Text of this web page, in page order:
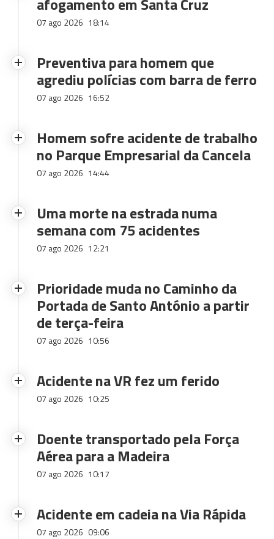
07 ago 2026 18:14
Preventiva para homem que
agrediu polícias com barra de ferro
07 ago 2026 16:52
Homem sofre acidente de trabalho
no Parque Empresarial da Cancela
07 ago 2026 14:44
Uma morte na estrada numa
semana com 75 acidentes
07 ago 2026 12:21
Prioridade muda no Caminho da
Portada de Santo António a partir
de terça-feira
07 ago 2026 10:56
Acidente na VR fez um ferido
07 ago 2026 10:25
Doente transportado pela Força
Aérea para a Madeira
07 ago 2026 10:17
Acidente em cadeia na Via Rápida
07 ago 2026 09:06